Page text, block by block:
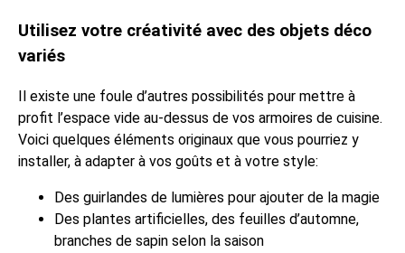
Utilisez votre créativité avec des objets déco
variés
Il existe une foule d’autres possibilités pour mettre à
profit l’espace vide au-dessus de vos armoires de cuisine.
Voici quelques éléments originaux que vous pourriez y
installer, à adapter à vos goûts et à votre style:
Des guirlandes de lumières pour ajouter de la magie
Des plantes artificielles, des feuilles d’automne,
branches de sapin selon la saison